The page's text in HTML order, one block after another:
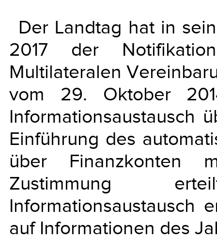
Der Landtag hat in
2017 der
Multilateralen
vom 29. Oktober
Informationsaustausch
Einführung des
über Finanzkonten
Zustimmung
Informationsaustausch
auf Informationen des